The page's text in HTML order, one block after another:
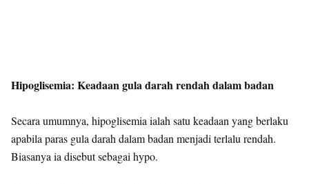
Hipoglisemia: Keadaan gula darah rendah dalam badan
Secara umumnya, hipoglisemia ialah satu keadaan yang berlaku
apabila paras gula darah dalam badan menjadi terlalu rendah.
Biasanya ia disebut sebagai hypo.